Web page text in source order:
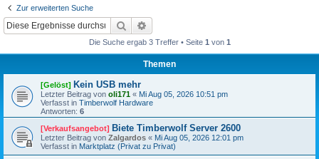
Zur erweiterten Suche
Suche
Die Suche ergab 3 Treffer • Seite 1 von 1
Themen
[Gelöst] Kein USB mehr
Letzter Beitrag von oli171 « Mi Aug 05, 2026 10:51 pm
Verfasst in Timberwolf Hardware
Antworten: 6
[Verkaufsangebot] Biete Timberwolf Server 2600
Letzter Beitrag von Zalgardos « Mi Aug 05, 2026 12:01 pm
Verfasst in Marktplatz (Privat zu Privat)